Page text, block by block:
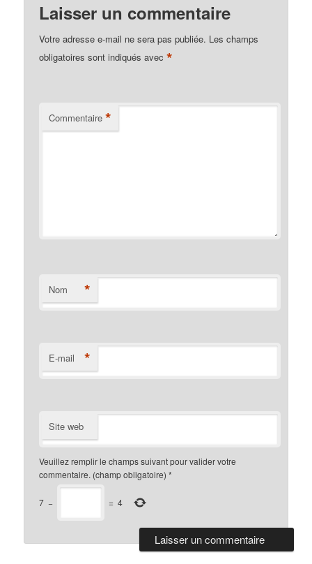
Laisser un commentaire
Votre adresse e-mail ne sera pas publiée. Les champs
obligatoires sont indiqués avec*
Commentaire *
Nom *
E-mail *
Site web
Veuillez remplir le champs suivant pour valider votre
commentaire. (champ obligatoire) *
7 − = 4